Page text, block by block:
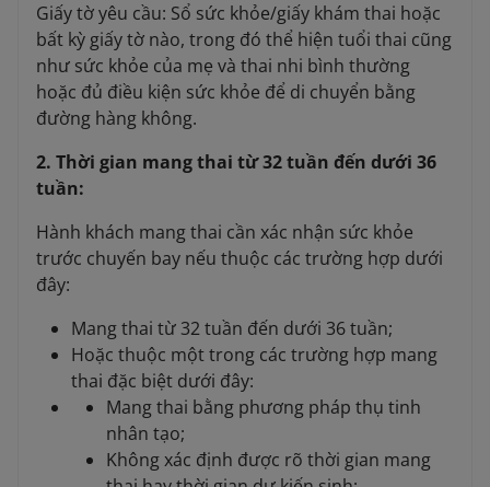
Giấy tờ yêu cầu: Sổ sức khỏe/giấy khám thai hoặc
bất kỳ giấy tờ nào, trong đó thể hiện tuổi thai cũng
như sức khỏe của mẹ và thai nhi bình thường
hoặc đủ điều kiện sức khỏe để di chuyển bằng
đường hàng không.
2. Thời gian mang thai từ 32 tuần đến dưới 36
tuần:
Hành khách mang thai cần xác nhận sức khỏe
trước chuyến bay nếu thuộc các trường hợp dưới
đây:
Mang thai từ 32 tuần đến dưới 36 tuần;
Hoặc thuộc một trong các trường hợp mang
thai đặc biệt dưới đây:
Mang thai bằng phương pháp thụ tinh
nhân tạo;
Không xác định được rõ thời gian mang